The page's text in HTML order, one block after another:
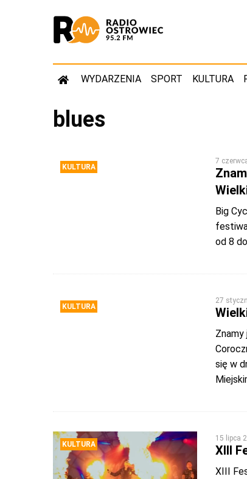
WYDARZENIA SPORT KULTURA
blues
KULTURA
7
Big
od 8
KULTURA
27
Znamy
się w
KULTURA
15 lipca
XIII
XIII